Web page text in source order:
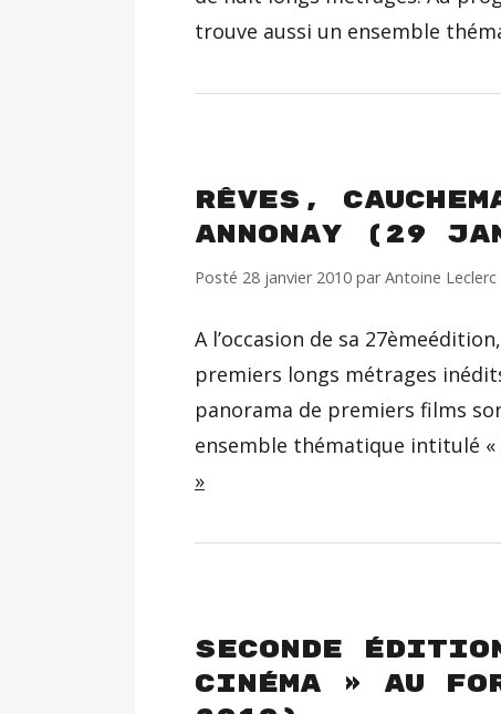
trouve aussi un ensemble
Rêves,
Annonay (29
Posté 28 janvier 2010 par Antoine Leclerc
A l’occasion de sa
premiers longs métrages
panorama de premiers films
ensemble thématique intitulé «
»
Seconde
cinéma » au